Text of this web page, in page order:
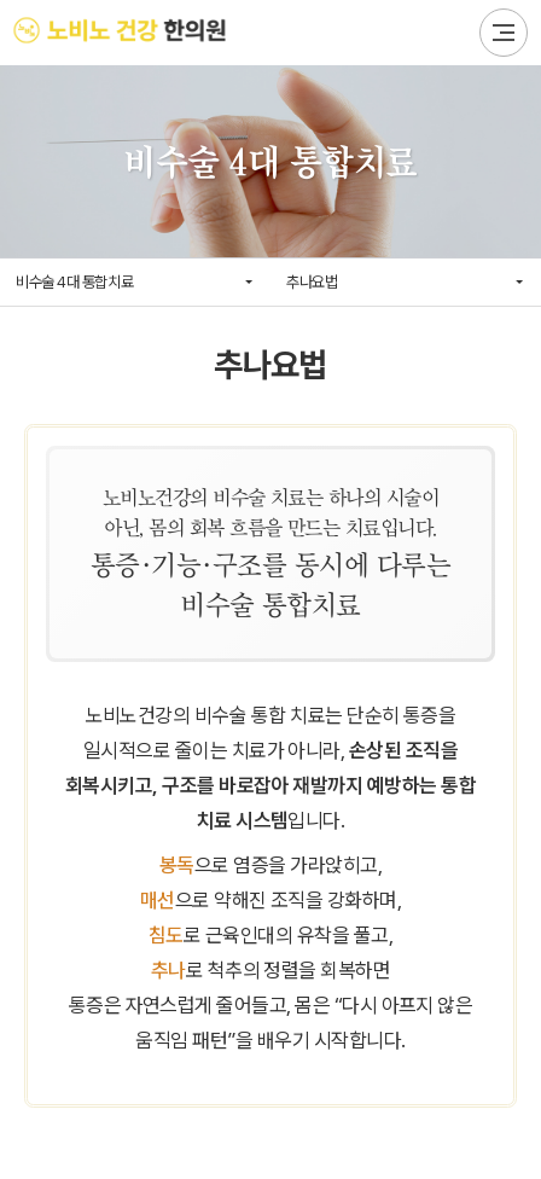
비수술 4대 통합치료
비수술 4대 통합치료 추나요법
추나요법
노비노건강의 비수술 치료는 하나의 시술이
아닌, 몸의 회복 흐름을 만드는 치료입니다.
통증·기능·구조를 동시에 다루는
비수술 통합치료
노비노건강의 비수술 통합 치료는 단순히 통증을
일시적으로 줄이는 치료가 아니라, 손상된 조직을
회복시키고, 구조를 바로잡아 재발까지 예방하는 통합
치료 시스템입니다.
봉독으로 염증을 가라앉히고,
매선으로 약해진 조직을 강화하며,
침도로 근육인대의 유착을 풀고,
추나로 척추의 정렬을 회복하면
통증은 자연스럽게 줄어들고, 몸은 “다시 아프지 않은
움직임 패턴”을 배우기 시작합니다.